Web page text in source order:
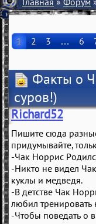
1 2 3 … 6
Факты о
суров!)
Richard52
Пишите сюда
придумывайте,
-Чак Норрис
-Никто не видел
куклы и медведя.
-В детстве Чак
любил
-Чтобы поведать о